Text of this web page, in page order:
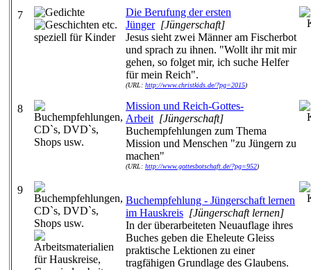
7
Die Berufung der ersten
Jünger [Jüngerschaft]
Jesus sieht zwei Männer am Fischerbot
und sprach zu ihnen. "Wollt ihr mit mir
gehen, so folget mir, ich suche Helfer
für mein Reich".
(URL: http://www.christkids.de/?pg=2015)
8
Mission und Reich-Gottes-
Arbeit [Jüngerschaft]
Buchempfehlungen zum Thema
Mission und Menschen "zu Jüngern zu
machen"
(URL: http://www.gottesbotschaft.de/?pg=952)
9
Buchempfehlung - Jüngerschaft lernen
im Hauskreis [Jüngerschaft lernen]
In der überarbeiteten Neuauflage ihres
Buches geben die Eheleute Gleiss
praktische Lektionen zu einer
tragfähigen Grundlage des Glaubens.